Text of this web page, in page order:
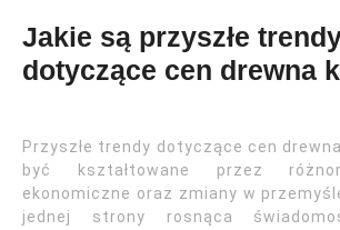
Jakie są przyszłe
dotyczące cen drewna
Przyszłe trendy dotyczące cen
być kształtowane przez
ekonomiczne oraz zmiany w
jednej strony rosnąca